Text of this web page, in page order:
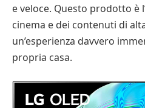
e veloce. Questo prodotto è
cinema e dei contenuti di
un’esperienza davvero
propria casa.